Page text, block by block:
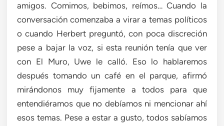
amigos. Comimos, bebimos, reímos… Cuando la
conversación comenzaba a virar a temas políticos
o cuando Herbert preguntó, con poca discreción
pese a bajar la voz, si esta reunión tenía que ver
con El Muro, Uwe le calló. Eso lo hablaremos
después tomando un café en el parque, afirmó
mirándonos muy fijamente a todos para que
entendiéramos que no debíamos ni mencionar ahí
esos temas. Pese a estar a gusto, todos sabíamos